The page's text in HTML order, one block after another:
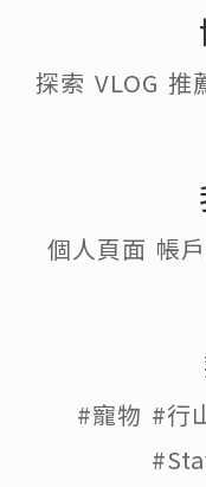
探索 VLOG 推
個人頁面 帳
#寵物 #行